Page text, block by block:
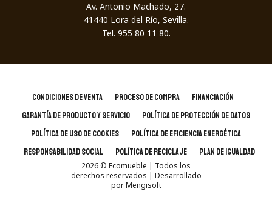
Av. Antonio Machado, 27.
41440 Lora del Río, Sevilla.
Tel. 955 80 11 80.
CONDICIONES DE VENTA PROCESO DE COMPRA
FINANCIACIÓN
GARANTÍA DE PRODUCTO Y SERVICIO
POLÍTICA DE PROTECCIÓN DE DATOS
POLÍTICA DE USO DE COOKIES
POLÍTICA DE EFICIENCIA ENERGÉTICA
RESPONSABILIDAD SOCIAL
POLÍTICA DE RECICLAJE
PLAN DE IGUALDAD
2026© Ecomueble | Todos los
derechos reservados | Desarrollado
porMengisoft